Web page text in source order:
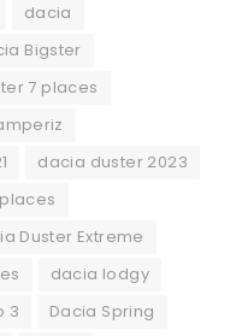
dacia
Bigster
7 places
dacia duster 2023
Duster Extreme
dacia lodgy
3
Dacia Spring